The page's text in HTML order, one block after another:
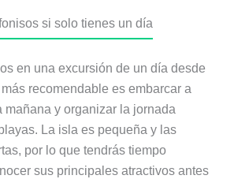
si solo tienes un día
en una excursión de un día desde
recomendable es embarcar a
mañana y organizar la jornada
La isla es pequeña y las
por lo que tendrás tiempo
sus principales atractivos antes